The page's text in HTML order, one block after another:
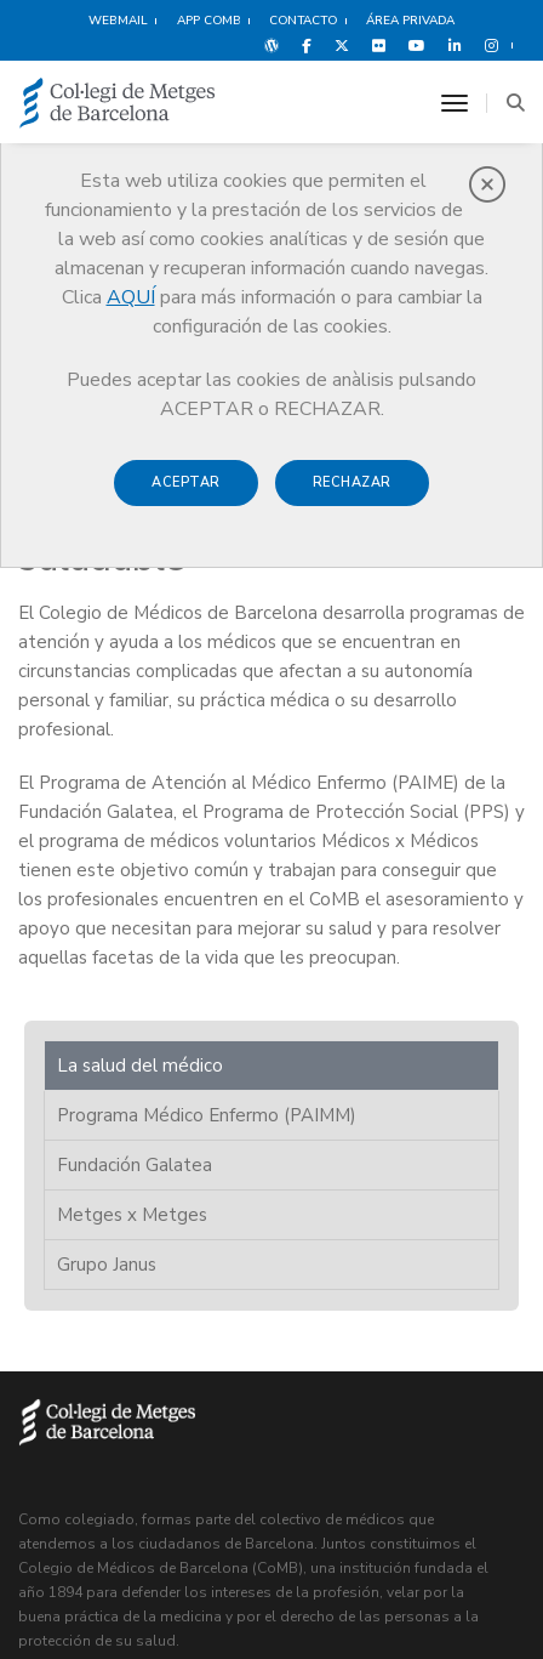
WEBMAIL APP COMB CONTACTO ÁREA PRIVADA
Esta web utiliza cookies que permiten el
funcionamiento y la prestación de los servicios de
la web así como cookies analíticas y de sesión que
almacenan y recuperan información cuando navegas.
Clica AQUÍ para más información o para cambiar la
configuración de las cookies.
Puedes aceptar las cookies de anàlisis pulsando
ACEPTAR o RECHAZAR.
ACEPTAR RECHAZAR
toggle
Salud del médico
Servicios Salud y bienestar del médico La salud del médico
La salud del médico
La mejor atención, servicios y
recursos para un ejercicio
saludable
El Colegio de Médicos de Barcelona desarrolla programas de
atención y ayuda a los médicos que se encuentran en
circunstancias complicadas que afectan a su autonomía
personal y familiar, su práctica médica o su desarrollo
profesional.
El Programa de Atención al Médico Enfermo (PAIME) de la
Fundación Galatea, el Programa de Protección Social (PPS) y
el programa de médicos voluntarios Médicos x Médicos
tienen este objetivo común y trabajan para conseguir que
los profesionales encuentren en el CoMB el asesoramiento y
apoyo que necesitan para mejorar su salud y para resolver
aquellas facetas de la vida que les preocupan.
La salud del médico
Programa Médico Enfermo (PAIMM)
Fundación Galatea
Metges x Metges
Grupo Janus
Como colegiado, formas parte del colectivo de médicos que
atendemos a los ciudadanos de Barcelona. Juntos constituimos el
Colegio de Médicos de Barcelona (CoMB), una institución fundada el
año 1894 para defender los intereses de la profesión, velar por la
buena práctica de la medicina y por el derecho de las personas a la
protección de su salud.